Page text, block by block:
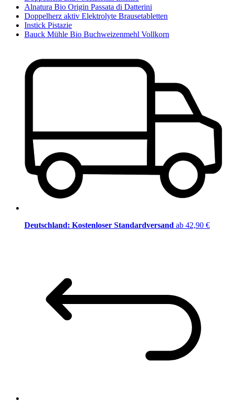
Alnatura Bio Origin Passata di Datterini
Doppelherz aktiv Elektrolyte Brausetabletten
Instick Pistazie
Bauck Mühle Bio Buchweizenmehl Vollkorn
Deutschland: Kostenloser Standardversand ab 42,90 €